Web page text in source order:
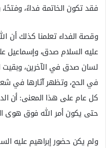
فقد تكون الخاتمة فداءً،
وقصة الفداء تعلمنا كذلك أن
عليه السلام صدق، وإسماعيل
لسان صدق في الآخرين،
في الحج، وتظهر آثارها في
كل عام على هذا المعنى: أن
حتى يكون أمر الله فوق هوى
ولم يكن حضور إبراهيم عليه